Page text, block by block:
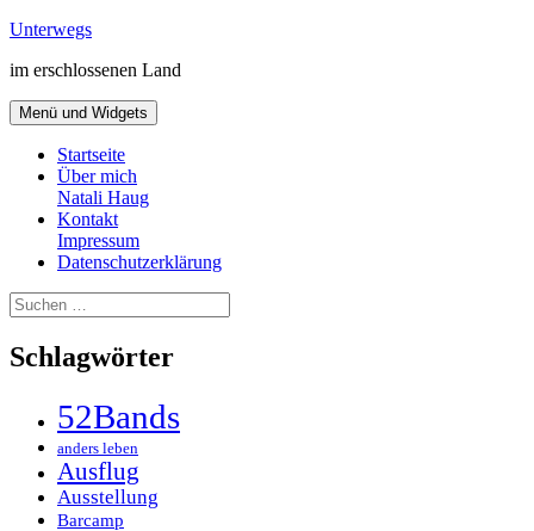
Zum
springen
Unterwegs
im erschlossenen Land
Menü und Widgets
Startseite
Über mich
Natali Haug
Kontakt
Impressum
Datenschutzerklärung
Suchen
nach:
Schlagwörter
52Bands
anders leben
Ausflug
Ausstellung
Barcamp